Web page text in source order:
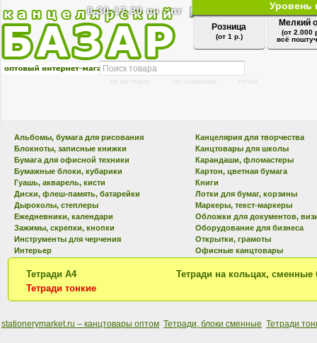
Уровень
Розница
(от 1 р.)
Мелкий
(от 2.000
всё
8.30-17.30 пн - пт
Альбомы, бумага для рисования
Блокноты, записные книжки
Бумага для офисной техники
Бумажные блоки, кубарики
Гуашь, акварель, кисти
Диски, флеш-память, батарейки
Дыроколы, степлеры
Ежедневники, календари
Зажимы, скрепки, кнопки
Инструменты для черчения
Интерьер
Канцелярия для творчества
Канцтовары для школы
Карандаши, фломастеры
Картон, цветная бумага
Книги
Лотки для бумаг, корзины
Маркеры, текст-маркеры
Обложки для документов,
Оборудование для бизнеса
Открытки, грамоты
Офисные канцтовары
Тетради А4
Тетради на кольцах, сменные
Тетради тонкие
stationerymarket.ru – канцтовары оптом Тетради, блоки сменные Тетради